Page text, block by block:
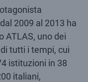
2009 al 2013 ha
ATLAS, uno dei
tutti i tempi, cui
istituzioni in 38
italiani,